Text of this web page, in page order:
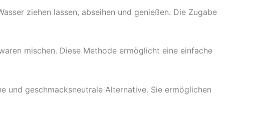
ziehen lassen, abseihen und genießen. Die Zugabe
mischen. Diese Methode ermöglicht eine einfache
und geschmacksneutrale Alternative. Sie ermöglichen